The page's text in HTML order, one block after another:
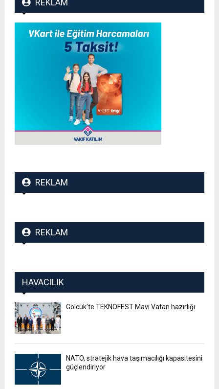
REKLAM
REKLAM
REKLAM
HAVACILIK
Gölcük’te TEKNOFEST Mavi Vatan hazırlığı
NATO, stratejik hava taşımacılığı kapasitesini
güçlendiriyor